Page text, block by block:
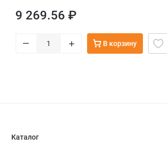
9 269.56 ₽
– + В корзину
Каталог